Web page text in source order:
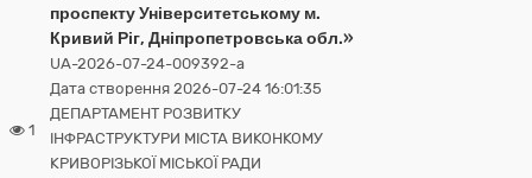
1
проспекту Університетському м.
Кривий Ріг, Дніпропетровська обл.»
UA-2026-07-24-009392-a
Дата створення 2026-07-24 16:01:35
ДЕПАРТАМЕНТ РОЗВИТКУ
ІНФРАСТРУКТУРИ МІСТА ВИКОНКОМУ
КРИВОРІЗЬКОЇ МІСЬКОЇ РАДИ